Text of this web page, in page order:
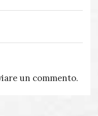
un commento.